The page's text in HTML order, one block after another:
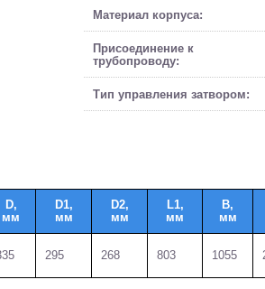
Материал корпуса:
Присоединение к
трубопроводу:
Тип управления затвором:
D,
мм
D1,
мм
D2,
мм
L1,
мм
B,
мм
295 268 803 1055